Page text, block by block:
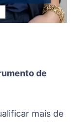
de
mais de